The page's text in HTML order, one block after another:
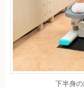
下半身